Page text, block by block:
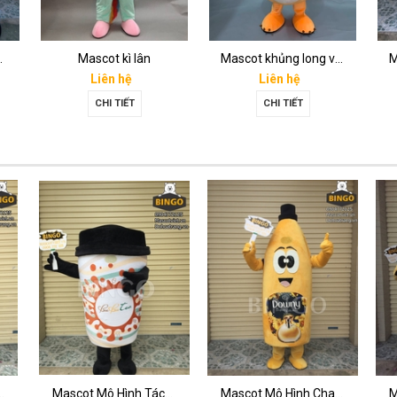
Mascot kì lân
Liên hệ
CHI TIẾT
Liên hệ
CHI TIẾT